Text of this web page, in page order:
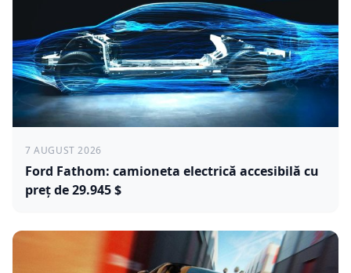
7 AUGUST 2026
Ford Fathom: camioneta electrică accesibilă cu
preț de 29.945 $